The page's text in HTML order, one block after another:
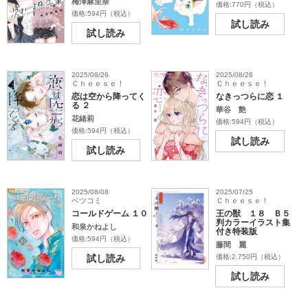
価格:594円（税込）
試し読み
価格:770円（税込）
試し読み
2025/08/26
Ｃｈｅｅｓｅ！
恋は空から降ってく
る ２
花緒莉
価格:594円（税込）
試し読み
2025/08/26
Ｃｈｅｅｓｅ！
なきっつらに恋 １
華谷 艶
価格:594円（税込）
試し読み
2025/08/08
ベツコミ
コールドゲーム １０
和泉かねよし
価格:594円（税込）
試し読み
2025/07/25
Ｃｈｅｅｓｅ！
王の獣 １８ Ｂ５
判カラーイラスト集
付き特装版
藤間 麗
価格:2,750円（税込）
試し読み